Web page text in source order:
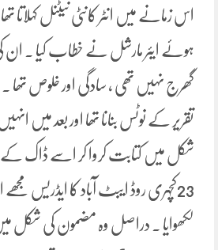
اس زمانے میں انٹر کانٹی نیٹنل کہلاتا
ہوئے ایئر مارشل نے خطاب کیا ۔ ان
گھرج نہیں تھی ، سادگی اور خلوص
تقریر کے نوٹس بنانا تھا اور بعد میں
شکل میں کتابت کروا کر اسے ڈاک کے
23کچہری روڈ ایبٹ آباد کا ایڈریس
لکھوایا ۔ دراصل وہ مضمون کی شکل